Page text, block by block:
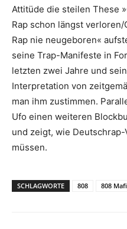
Attitüde die steilen These
Rap schon längst
Rap nie neugeboren«
seine Trap-Manifeste in
letzten zwei Jahre und
Interpretation von
man ihm zustimmen.
Ufo einen weiteren
und zeigt, wie
müssen.
SCHLAGWORTE 808 808